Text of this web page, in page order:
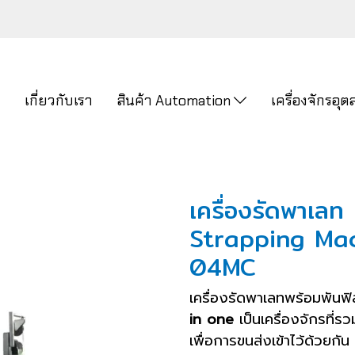
เกี่ยวกับเรา สินค้า Automation เครื่องจักรอุ
เครื่องรัดพาเ
Strapping
04MC
เครื่องรัดพาเลทพร้อมพัน
in one เป็นเครื่องจักรที่
เพื่อการขนส่งเข้าไว้ด้วย